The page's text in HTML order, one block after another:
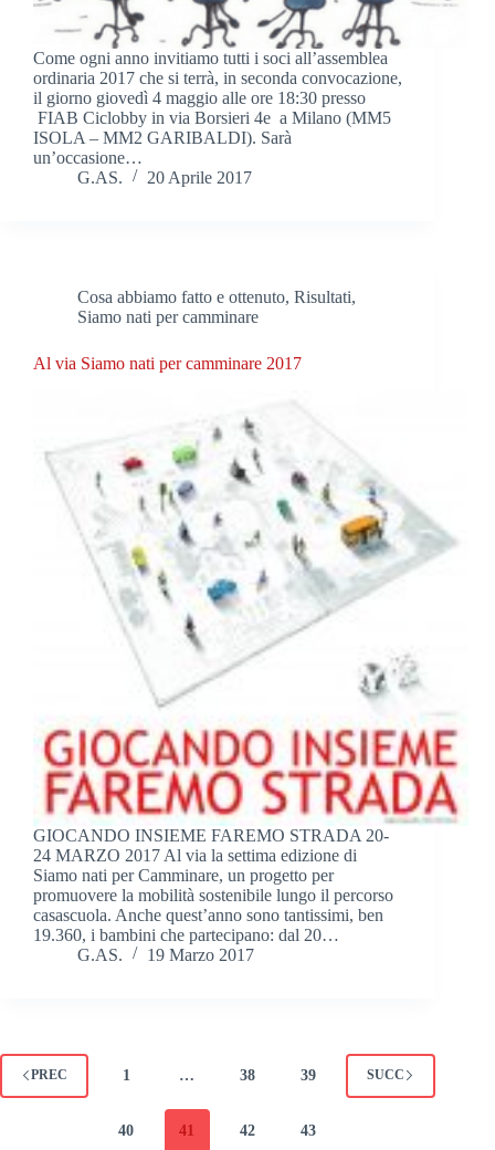
Come ogni anno invitiamo tutti i soci all’assemblea
ordinaria 2017 che si terrà, in seconda convocazione,
il giorno giovedì 4 maggio alle ore 18:30 presso
FIAB Ciclobby in via Borsieri 4e a Milano (MM5
ISOLA – MM2 GARIBALDI). Sarà
un’occasione…
G.AS.
20 Aprile 2017
Cosa abbiamo fatto e ottenuto, Risultati,
Siamo nati per camminare
Al via Siamo nati per camminare 2017
GIOCANDO INSIEME FAREMO STRADA 20-
24 MARZO 2017 Al via la settima edizione di
Siamo nati per Camminare, un progetto per
promuovere la mobilità sostenibile lungo il percorso
casascuola. Anche quest’anno sono tantissimi, ben
19.360, i bambini che partecipano: dal 20…
G.AS.
19 Marzo 2017
PREC 1 … 38 39
40 41 42 43
SUCC